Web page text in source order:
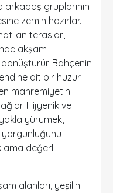
gruplarının
zemin hazırlar.
teraslar,
akşam
Bahçenin
ait bir huzur
mahremiyetin
Hijyenik ve
yürümek,
ama değerli
alanları, yeşilin